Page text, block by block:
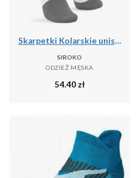
Skarpetki Kolarskie unisex SIROKO S1 Grey Saas
SIROKO
ODZIEŻ MĘSKA
54.40 zł